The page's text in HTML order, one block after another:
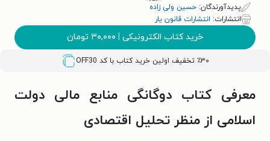
پدیدآورندگان: حسین ولی زاده
انتشارات: انتشارات قانون یار
خرید کتاب الکترونیکی | ۳۰,۰۰۰ تومان
٪۳۰ تخفیف اولین خرید کتاب با کد OFF30
معرفی کتاب دوگانگی منابع مالی دولت
اسلامی از منظر تحلیل اقتصادی